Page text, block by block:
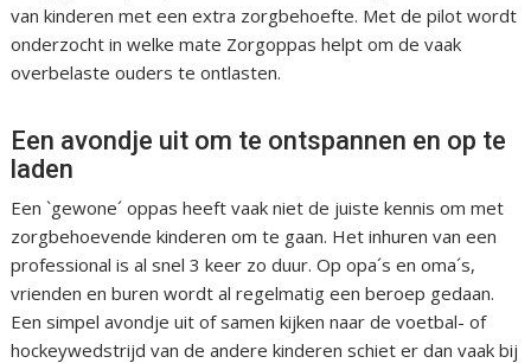
van kinderen met een extra zorgbehoefte. Met de pilot wordt
onderzocht in welke mate Zorgoppas helpt om de vaak
overbelaste ouders te ontlasten.
Een avondje uit om te ontspannen en op te
laden
Een `gewone´ oppas heeft vaak niet de juiste kennis om met
zorgbehoevende kinderen om te gaan. Het inhuren van een
professional is al snel 3 keer zo duur. Op opa´s en oma´s,
vrienden en buren wordt al regelmatig een beroep gedaan.
Een simpel avondje uit of samen kijken naar de voetbal- of
hockeywedstrijd van de andere kinderen schiet er dan vaak bij